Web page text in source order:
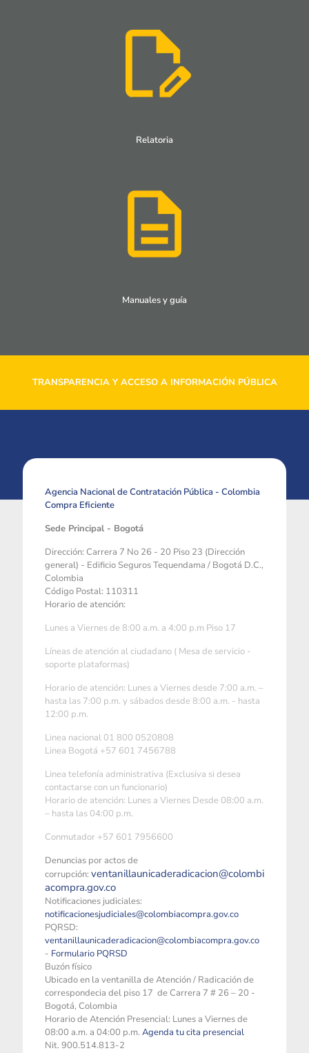
Relatoria
Manuales y guía
TRANSPARENCIA Y ACCESO A INFORMACIÓN PÚBLICA
Agencia Nacional de Contratación Pública - Colombia
Compra Eficiente
Sede Principal - Bogotá
Dirección: Carrera 7 No 26 - 20 Piso 23 (Dirección
general) - Edificio Seguros Tequendama / Bogotá D.C.,
Colombia
Código Postal: 110311
Horario de atención:
Lunes a Viernes de 8:00 a.m. a 4:00 p.m Piso 17
Líneas de atención al ciudadano ( Mesa de servicio -
soporte plataformas)
Horario de atención: Lunes a Viernes desde 7:00 a.m. –
hasta las 7:00 p.m. y sábados desde 8:00 a.m. - hasta
12:00 p.m.
Linea nacional 01 800 0520808
Linea Bogotá +57 601 7456788
Linea telefonía administrativa (Exclusiva si desea
contactarse con un funcionario)
Horario de atención: Lunes a Viernes Desde 08:00 a.m.
– hasta las 04:00 p.m.
Conmutador +57 601 7956600
Denuncias por actos de
corrupción: ventanillaunicaderadicacion@colombi
acompra.gov.co
Notificaciones judiciales:
notificacionesjudiciales@colombiacompra.gov.co
PQRSD:
ventanillaunicaderadicacion@colombiacompra.gov.co
- Formulario PQRSD
Buzón físico
Ubicado en la ventanilla de Atención / Radicación de
correspondecia del piso 17 de Carrera 7 # 26 – 20 -
Bogotá, Colombia
Horario de Atención Presencial: Lunes a Viernes de
08:00 a.m. a 04:00 p.m. Agenda tu cita presencial
Nit. 900.514.813-2